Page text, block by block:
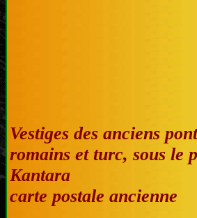
Vestiges des anciens
romains et turc, sous le
Kantara
carte postale ancienne